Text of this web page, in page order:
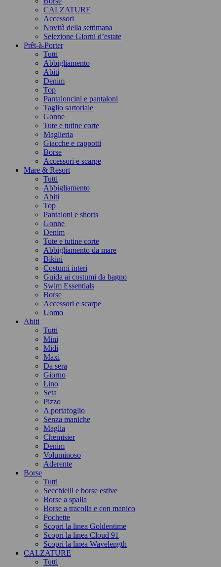
CALZATURE
Accessori
Novità della settimana
Selezione Giorni d’estate
Prêt-à-Porter
Tutti
Abbigliamento
Abiti
Denim
Top
Pantaloncini e pantaloni
Taglio sartoriale
Gonne
Tute e tutine corte
Maglieria
Giacche e cappotti
Borse
Accessori e scarpe
Mare & Resort
Tutti
Abbigliamento
Abiti
Top
Pantaloni e shorts
Gonne
Denim
Tute e tutine corte
Abbigliamento da mare
Bikini
Costumi interi
Guida ai costumi da bagno
Swim Essentials
Borse
Accessori e scarpe
Uomo
Abiti
Tutti
Mini
Midi
Maxi
Da sera
Giorno
Lino
Seta
Pizzo
A portafoglio
Senza maniche
Maglia
Chemisier
Denim
Voluminoso
Aderente
Borse
Tutti
Secchielli e borse estive
Borse a spalla
Borse a tracolla e con manico
Pochette
Scopri la linea Goldentime
Scopri la linea Cloud 91
Scopri la linea Wavelength
CALZATURE
Tutti